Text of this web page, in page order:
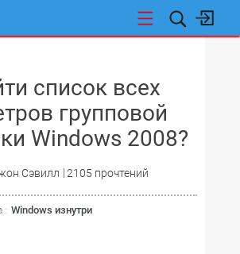
список всех
групповой
Windows 2008?
Сэвилл 2105 прочтений
: Windows изнутри